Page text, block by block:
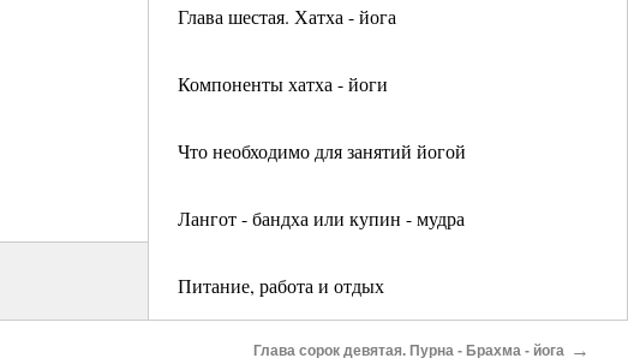
Глава шестая. Хатха - йога
Компоненты хатха - йоги
Что необходимо для занятий йогой
Лангот - бандха или купин - мудра
Питание, работа и отдых
Идеальная хижина йога
Глава сорок девятая. Пурна - Брахма - йога →